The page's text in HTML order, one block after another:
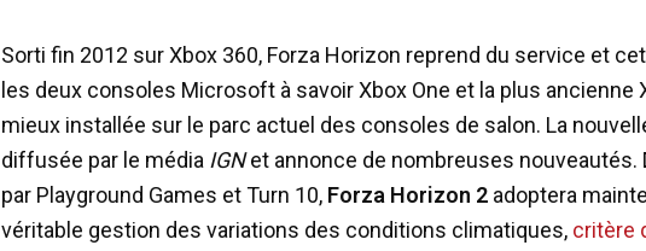
Sorti fin 2012 sur Xbox 360, Forza Horizon reprend du service et
les deux consoles Microsoft à savoir Xbox One et la plus ancienne
mieux installée sur le parc actuel des consoles de salon. La
diffusée par le média IGNet annonce de nombreuses nouveautés.
par Playground Games et Turn 10, Forza Horizon 2 adoptera
véritable gestion des variations des conditions climatiques, critère